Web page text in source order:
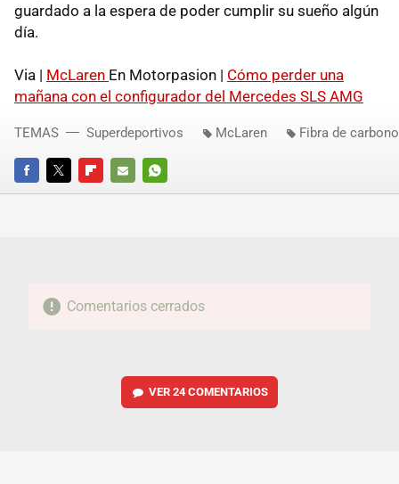
guardado a la espera de poder cumplir su sueño algún
día.
Via | McLaren En Motorpasion | Cómo perder una
mañana con el configurador del Mercedes SLS AMG
FACEBOOKTWITTERFLIPBOARD
E-
WHATSAPP
TEMAS Superdeportivos McLaren Fibra de carbono
Comentarios cerrados
VER 24 COMENTARIOS